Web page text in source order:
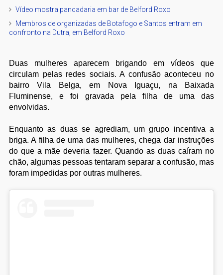
Vídeo mostra pancadaria em bar de Belford Roxo
Membros de organizadas de Botafogo e Santos entram em
confronto na Dutra, em Belford Roxo
Duas mulheres aparecem brigando em vídeos que
circulam pelas redes sociais. A confusão aconteceu no
bairro Vila Belga, em Nova Iguaçu, na Baixada
Fluminense, e foi gravada pela filha de uma das
envolvidas.
Enquanto as duas se agrediam, um grupo incentiva a
briga. A filha de uma das mulheres, chega dar instruções
do que a mãe deveria fazer. Quando as duas caíram no
chão, algumas pessoas tentaram separar a confusão, mas
foram impedidas por outras mulheres.